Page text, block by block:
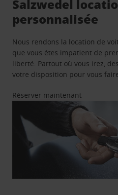
Salzwedel
personnalisée
Nous rendons la location de
que vous êtes impatient de
liberté. Partout où vous irez,
votre disposition pour vous
Réserver maintenant